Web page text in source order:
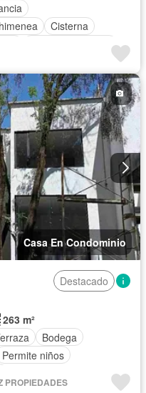
Cisterna
Jardín
Terraza
Wifi
Casa En Condominio
Destacado
263 m²
Bodega
Permite niños
PROPIEDADES